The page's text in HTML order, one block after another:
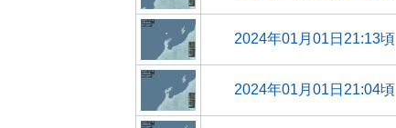
2024年01月01日21:13頃
2024年01月01日21:04頃